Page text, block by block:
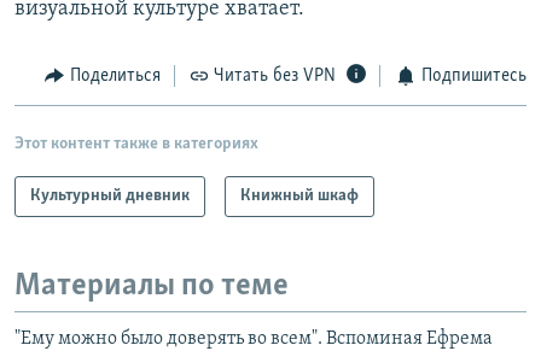
визуальной культуре хватает.
Поделиться Читать без VPN Подпишитесь
Этот контент также в категориях
Культурный дневник Книжный шкаф
Материалы по теме
"Ему можно было доверять во всем". Вспоминая Ефрема